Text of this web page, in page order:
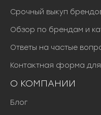
Срочный выкуп
Обзор по брендам и
Ответы на частые
Контактная форма для
О КОМПАНИИ
Блог